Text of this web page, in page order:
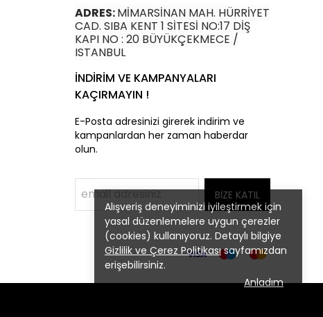
Alışveriş deneyiminizi iyileştirmek için
yasal düzenlemelere uygun çerezler
(cookies) kullanıyoruz. Detaylı bilgiye
Gizlilik ve Çerez Politikasısayfamızdan
erişebilirsiniz.
Anladım
ADRES:MİMARSİNAN MAH. HÜRRİYET
CAD. SIBA KENT 1 SİTESİ NO:17 DİŞ
KAPI NO : 20 BÜYÜKÇEKMECE /
ISTANBUL
İNDİRİM VE KAMPANYALARI
KAÇIRMAYIN !
E-Posta adresinizi girerek indirim ve
kampanlardan her zaman haberdar
olun.
BİZE KATIL